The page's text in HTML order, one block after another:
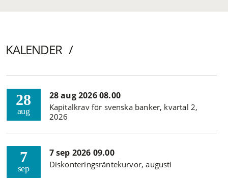
KALENDER
28
aug
28 aug 2026 08.00
Kapitalkrav för svenska banker, kvartal 2,
2026
7
sep
7 sep 2026 09.00
Diskonteringsräntekurvor, augusti